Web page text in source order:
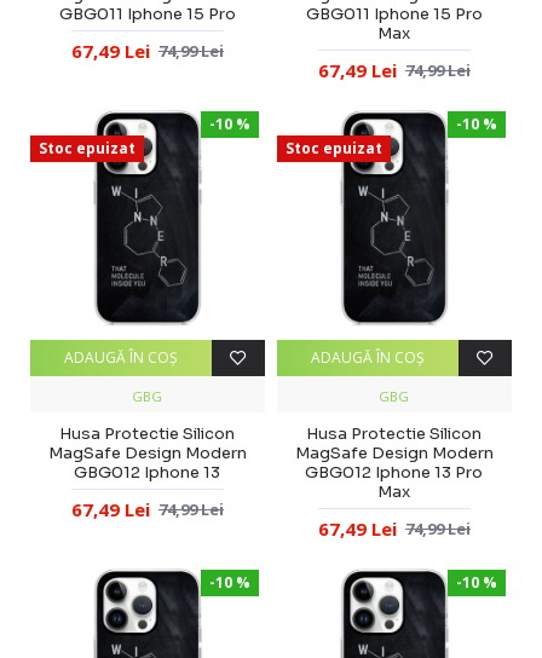
GBG011 Iphone 15 Pro
67,49 Lei 74,99 Lei
GBG011 Iphone 15 Pro
Max
67,49 Lei 74,99 Lei
-10 %
Stoc epuizat
GBG
Husa Protectie Silicon
MagSafe Design Modern
GBG012 Iphone 13
67,49 Lei 74,99 Lei
ADAUGĂ ÎN COŞ
-10 %
Stoc epuizat
GBG
Husa Protectie Silicon
MagSafe Design Modern
GBG012 Iphone 13 Pro
Max
67,49 Lei 74,99 Lei
ADAUGĂ ÎN COŞ
-10 % -10 %